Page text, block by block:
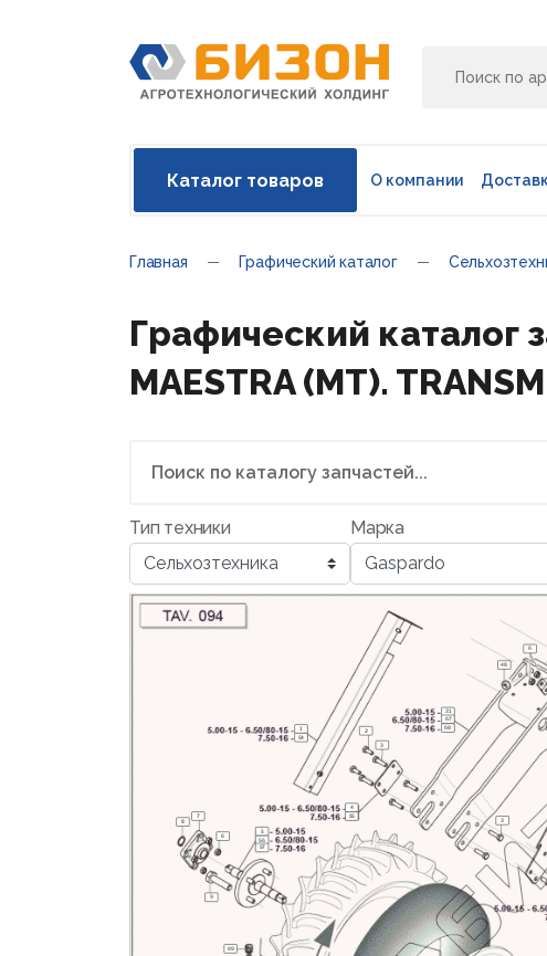
Каталог товаров О компании
Главная Графический каталог
Графический каталог
MAESTRA (MT).
Тип техники Марка
1 2
3
3
4
5
6
6
7
8
9
31
48
54
55
56
57
67
68
69